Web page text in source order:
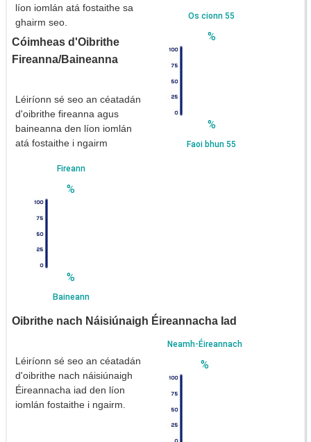
líon iomlán atá fostaithe sa
ghairm seo.
Os cionn 55
%
%
Faoi bhun 55
Cóimheas d'Oibrithe
Fireanna/Baineanna
Léiríonn sé seo an céatadán
d'oibrithe fireanna agus
baineanna den líon iomlán
atá fostaithe i ngairm
Fireann
%
%
Baineann
Oibrithe nach Náisiúnaigh Éireannacha Iad
Léiríonn sé seo an céatadán
d'oibrithe nach náisiúnaigh
Éireannacha iad den líon
iomlán fostaithe i ngairm.
Neamh-Éireannach
%